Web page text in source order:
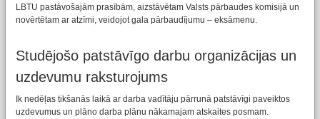
LBTU pastāvošajām prasībām, aizstāvētam Valsts pārbaudes komisijā un
novērtētam ar atzīmi, veidojot gala pārbaudījumu – eksāmenu.
Studējošo patstāvīgo darbu organizācijas un
uzdevumu raksturojums
Ik nedēļas tikšanās laikā ar darba vadītāju pārrunā patstāvīgi paveiktos
uzdevumus un plāno darba plānu nākamajam atskaites posmam.